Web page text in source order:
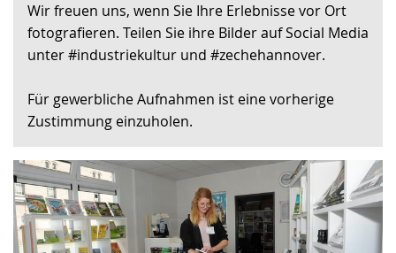
wechseln.
Deutscher
Gebärdensprache
wird
Wir freuen uns, wenn Sie Ihre Erlebnisse vor Ort
fotografieren. Teilen Sie ihre Bilder auf Social Media
unter #industriekultur und #zechehannover.
Für gewerbliche Aufnahmen ist eine vorherige
Zustimmung einzuholen.